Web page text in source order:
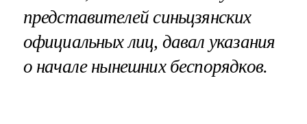
представителей синьцзянских
официальных лиц, давал указания
о начале нынешних беспорядков.